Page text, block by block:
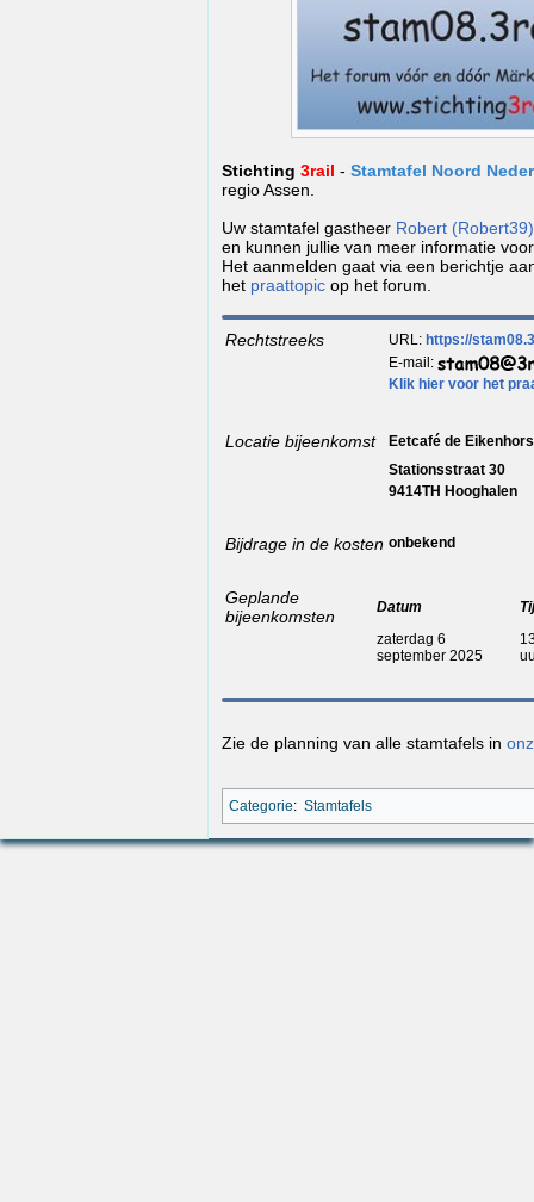
Stichting 3rail - Stamtafel Noord
regio Assen.
Uw stamtafel gastheer Robert (Robert39)
en kunnen jullie van meer informatie
Het aanmelden gaat via een berichtje
het praattopicop het forum.
Rechtstreeks URL: https://
E-mail:
Klik hier voor het
Locatie bijeenkomst
Eetcafé de
Stationsstraat 30
9414TH Hooghalen
Bijdrage in de kosten onbekend
Geplande
bijeenkomsten
Datum
zaterdag 6
september 2025
Zie de planning van alle stamtafels in
Categorie: Stamtafels